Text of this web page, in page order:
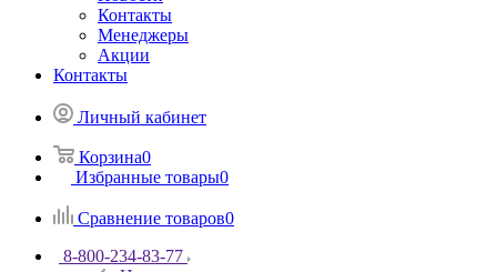
Контакты
Менеджеры
Акции
Контакты
Личный кабинет
Корзина0
Избранные товары0
Сравнение товаров0
8-800-234-83-77